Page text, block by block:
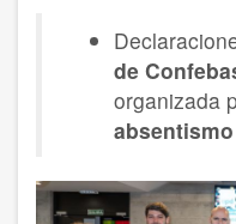
de
organizada
absentismo